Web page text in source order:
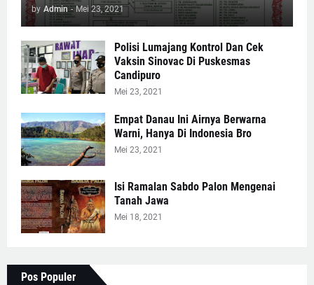
by Admin - Mei 23, 2021
Polisi Lumajang Kontrol Dan Cek
Vaksin Sinovac Di Puskesmas
Candipuro
Mei 23, 2021
Empat Danau Ini Airnya Berwarna
Warni, Hanya Di Indonesia Bro
Mei 23, 2021
Isi Ramalan Sabdo Palon Mengenai
Tanah Jawa
Mei 18, 2021
Pos Populer